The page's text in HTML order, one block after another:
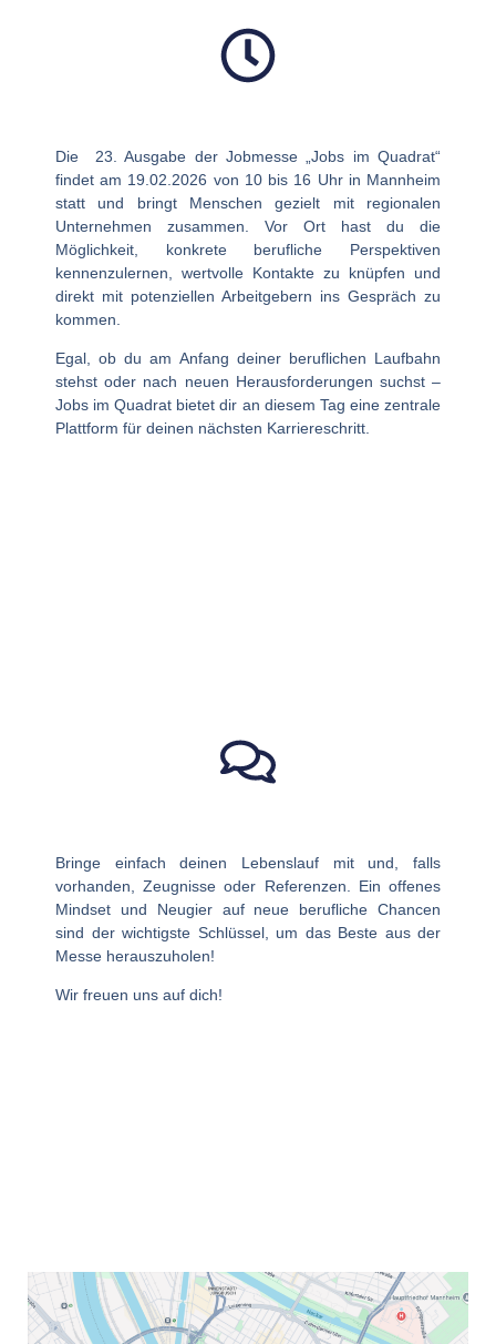
Die 23. Ausgabe der Jobmesse
„Jobs im Quadrat“
findet am 19.02.2026 von 10 bis 16 Uhrin Mannheim
statt und bringt Menschen gezielt mit regionalen
Unternehmen zusammen. Vor Ort hast du die
Möglichkeit, konkrete berufliche Perspektiven
kennenzulernen, wertvolle Kontakte zu knüpfen und
direkt mit potenziellen Arbeitgebern ins Gespräch zu
kommen.
Egal, ob du am Anfang deiner beruflichen Laufbahn
stehst oder nach neuen Herausforderungen suchst –
Jobs im Quadrat bietet dir an diesem Tag eine zentrale
Plattform für deinen nächsten Karriereschritt.
Bringe einfach deinen Lebenslauf mit und, falls
vorhanden, Zeugnisse oder Referenzen. Ein offenes
Mindset und Neugier auf neue berufliche Chancen
sind der wichtigste Schlüssel, um das Beste aus der
Messe herauszuholen!
Wir freuen uns auf dich!